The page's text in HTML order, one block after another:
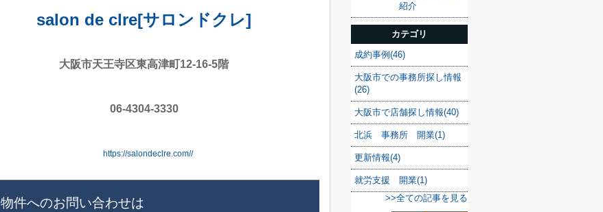
salon de clre[サロンドクレ]
大阪市天王寺区東高津町12-16-5階
06-4304-3330
https://salondeclre.com//
物件へのお問い合わせは
紹介
カテゴリ
成約事例(46)
大阪市での事務所探し情報
(26)
大阪市で店舗探し情報(40)
北浜 事務所 開業(1)
更新情報(4)
就労支援 開業(1)
>>全ての記事を見る